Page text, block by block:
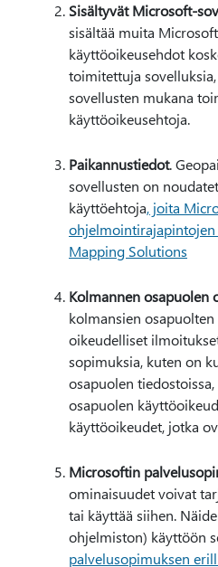
Sisältyvät Microsoft-
sisältää muita
käyttöoikeusehdot
toimitettuja
sovellusten mukana
käyttöoikeusehtoja.
Paikannustiedot.
sovellusten on
käyttöehtoja, joita
Mapping Solutions
Kolmannen osapuolen
kolmansien
oikeudelliset
sopimuksia, kuten on
osapuolen
osapuolen
käyttöoikeudet, jotka
Microsoftin
ominaisuudet voivat
tai käyttää siihen.
ohjelmiston) käyttöön
palvelusopimuksen